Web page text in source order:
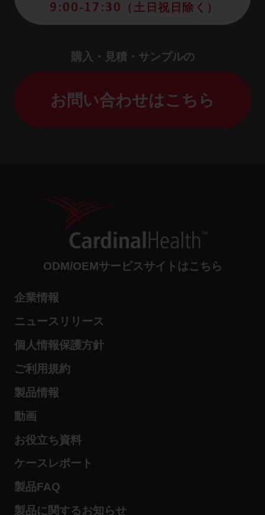
9:00-17:30 （土日祝日除く）
購入・見積・サンプルの
お問い合わせはこちら
ODM/OEMサービスサイトはこちら
企業情報
ニュースリリース
個人情報保護方針
ご利用規約
製品情報
動画
お役立ち資料
ケースレポート
製品FAQ
製品に関するお知らせ